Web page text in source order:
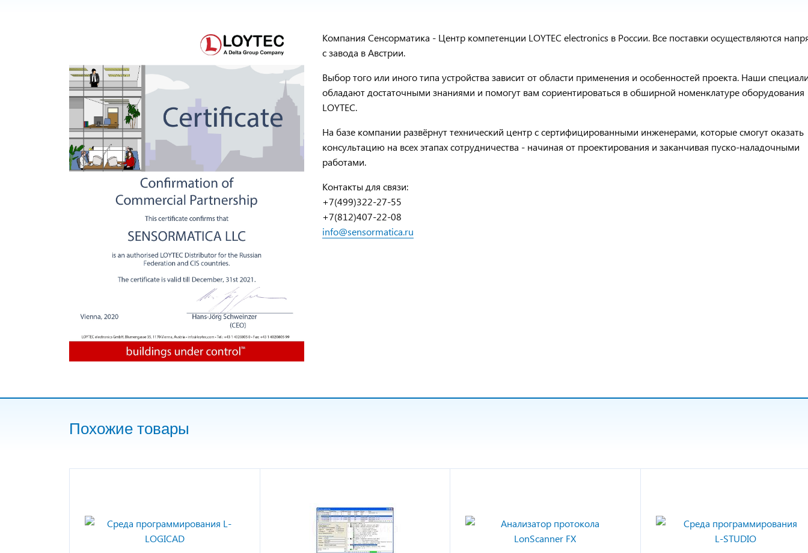
Компания Сенсорматика - Центр компетенции LOYTEC electronics в России. Все поставки осуществляются
с завода в Австрии.
Выбор того или иного типа устройства зависит от области применения и особенностей проекта. Наши
обладают достаточными знаниями и помогут вам сориентироваться в обширной номенклатуре оборудования
LOYTEC.
На базе компании развёрнут технический центр с сертифицированными инженерами, которые смогут оказать
консультацию на всех этапах сотрудничества - начиная от проектирования и заканчивая пуско-наладочными
работами.
Контакты для связи:
+7(499)322-27-55
+7(812)407-22-08
info@sensormatica.ru
Похожие товары